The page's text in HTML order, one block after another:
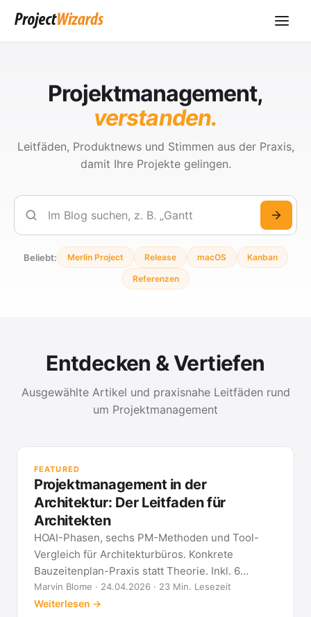
Projektmanagement,
verstanden.
Leitfäden, Produktnews und Stimmen aus der Praxis,
damit Ihre Projekte gelingen.
Suchen
Beliebt: Merlin Project Release macOS Kanban
Referenzen
Entdecken & Vertiefen
Ausgewählte Artikel und praxisnahe Leitfäden rund
um Projektmanagement
FEATURED
Projektmanagement in der
Architektur: Der Leitfaden für
Architekten
HOAI-Phasen, sechs PM-Methoden und Tool-
Vergleich für Architekturbüros. Konkrete
Bauzeitenplan-Praxis statt Theorie. Inkl. 6
Architekten-FAQ.
Marvin Blome · 24.04.2026 · 23 Min. Lesezeit
Weiterlesen →